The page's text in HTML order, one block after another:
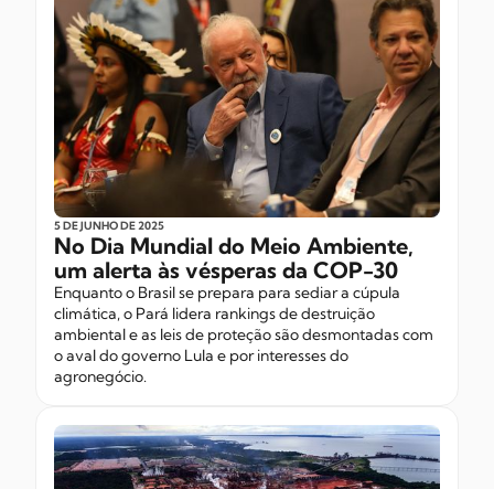
5 DE JUNHODE 2025
No Dia Mundial do Meio Ambiente,
um alerta às vésperas da COP-30
Enquanto o Brasil se prepara para sediar a cúpula
climática, o Pará lidera rankings de destruição
ambiental e as leis de proteção são desmontadas com
o aval do governo Lula e por interesses do
agronegócio.